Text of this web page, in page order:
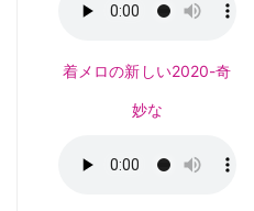
着メロの新しい2020-奇
妙な